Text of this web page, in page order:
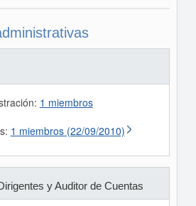
1 miembros
1 miembros (22/09/2010)
y Auditor de Cuentas